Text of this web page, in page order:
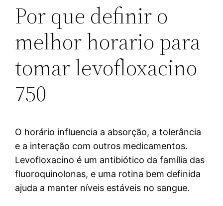
Por que definir o
melhor horario para
tomar levofloxacino
750
O horário influencia a absorção, a tolerância
e a interação com outros medicamentos.
Levofloxacino é um antibiótico da família das
fluoroquinolonas, e uma rotina bem definida
ajuda a manter níveis estáveis no sangue.